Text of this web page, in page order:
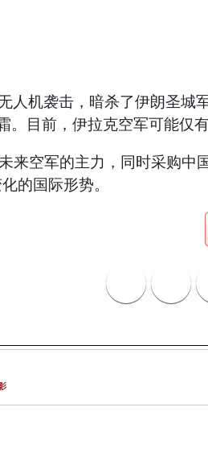
机袭击，暗杀了伊朗圣城
目前，伊拉克空军可能仅
来空军的主力，同时采购
的国际形势。